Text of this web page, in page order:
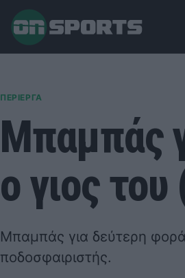
ΠΕΡΙΕΡΓΑ
Μπαμπάς
ο γιος
Μπαμπάς για δεύτερη
ποδοσφαιριστής.